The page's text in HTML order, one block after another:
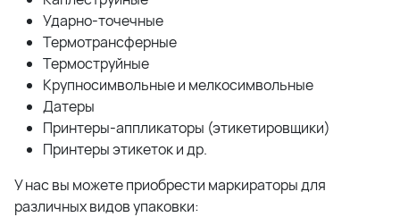
Ударно-точечные
Термотрансферные
Термоструйные
Крупносимвольные и мелкосимвольные
Датеры
Принтеры-аппликаторы (этикетировщики)
Принтеры этикеток и др.
У нас вы можете приобрести маркираторы для
различных видов упаковки: